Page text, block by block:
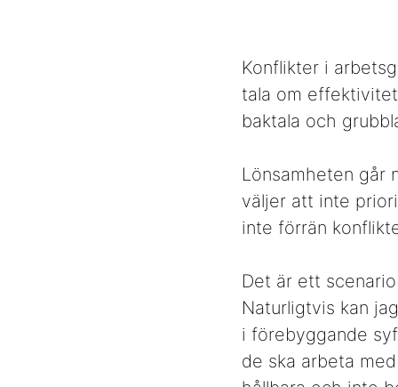
Konflikter i
tala om
baktala och
Lönsamheten går
väljer att inte
inte förrän
Det är ett
Naturligtvis kan
i förebyggande
de ska arbeta